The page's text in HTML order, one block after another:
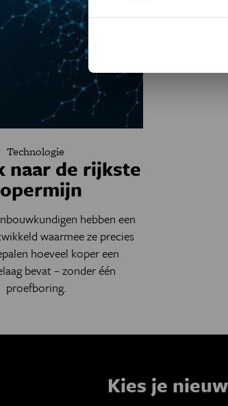
Technologie
naar de rijkste
hebben een
waarmee ze precies
hoeveel koper een
bevat – zonder één
proefboring.
Kies je